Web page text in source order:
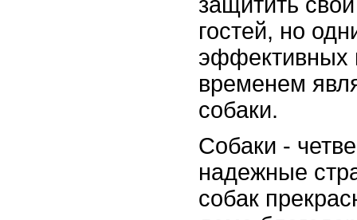
гостей, но
эффективных
временем
собаки.
Собаки -
надежные
собак